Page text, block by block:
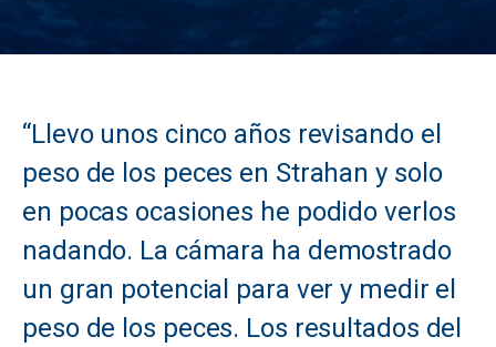
“Llevo unos cinco años revisando el
peso de los peces en Strahan y solo
en pocas ocasiones he podido verlos
nadando. La cámara ha demostrado
un gran potencial para ver y medir el
peso de los peces. Los resultados del